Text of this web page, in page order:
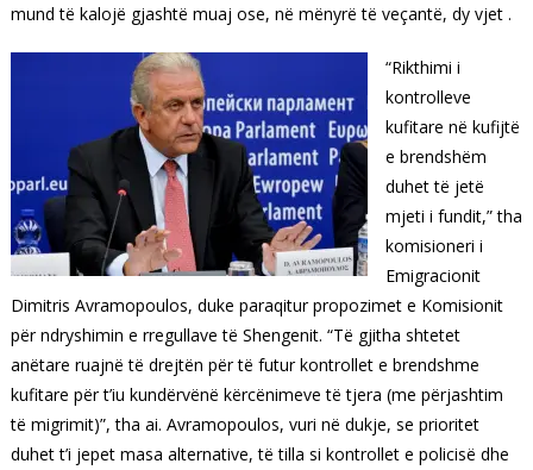
mund të kalojë gjashtë muaj ose, në mënyrë të veçantë, dy vjet .
“Rikthimi i
kontrolleve
kufitare në kufijtë
e brendshëm
duhet të jetë
mjeti i fundit,” tha
komisioneri i
Emigracionit
Dimitris Avramopoulos, duke paraqitur propozimet e Komisionit
për ndryshimin e rregullave të Shengenit. “Të gjitha shtetet
anëtare ruajnë të drejtën për të futur kontrollet e brendshme
kufitare për t’iu kundërvënë kërcënimeve të tjera (me përjashtim
të migrimit)”, tha ai. Avramopoulos, vuri në dukje, se prioritet
duhet t’i jepet masa alternative, të tilla si kontrollet e policisë dhe